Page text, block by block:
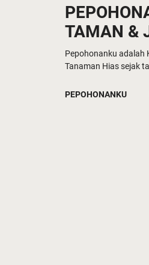
TAMAN &
Pepohonanku adalah
Tanaman Hias sejak
PEPOHONANKU